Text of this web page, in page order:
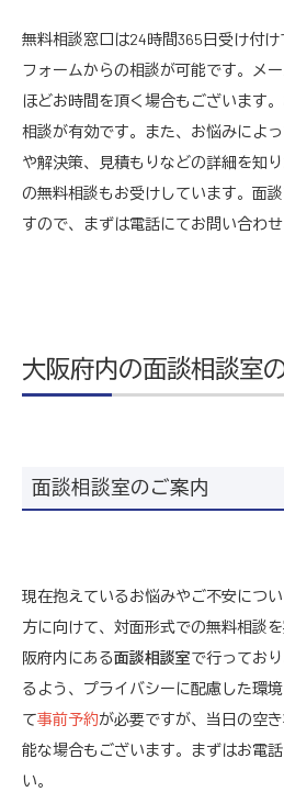
無料相談窓口は24時間365日受け付
フォームからの相談が可能です。メ
ほどお時間を頂く場合もございます
相談が有効です。また、お悩みによ
や解決策、見積もりなどの詳細を知
の無料相談もお受けしています。面
すので、まずは電話にてお問い合わせ
大阪府内の面談相談室
面談相談室のご案内
現在抱えているお悩みやご不安につ
方に向けて、対面形式での無料相談
阪府内にある面談相談室で行ってお
るよう、プライバシーに配慮した環
て事前予約が必要ですが、当日の空
能な場合もございます。まずはお電
い。